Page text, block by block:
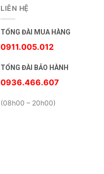
LIÊN HỆ
TỔNG ĐÀI MUA HÀNG
0911.005.012
TỔNG ĐÀI BẢO HÀNH
0936.466.607
(08h00 – 20h00)